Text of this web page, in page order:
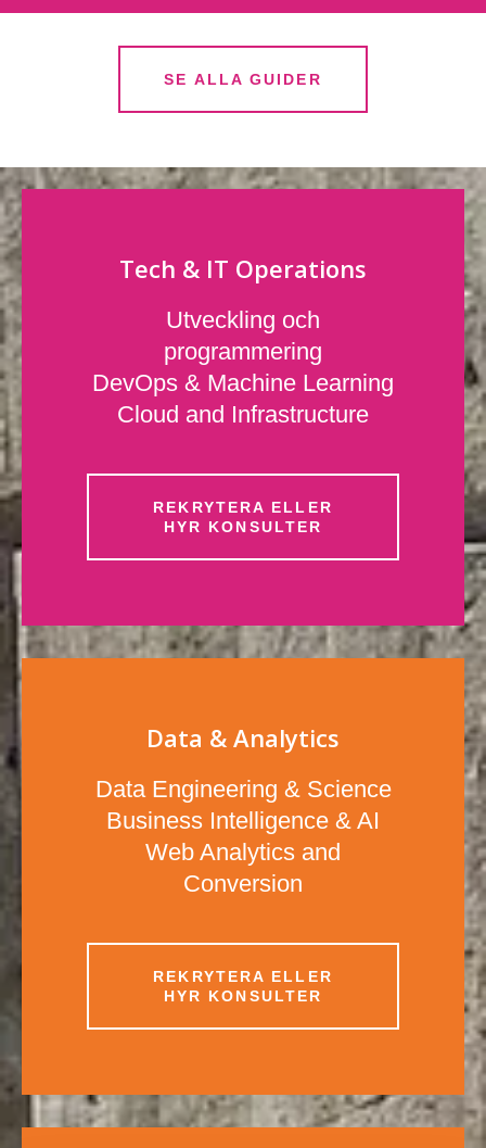
SE ALLA GUIDER
Tech & IT Operations
Utveckling och
programmering
DevOps & Machine Learning
Cloud and Infrastructure
REKRYTERA ELLER
HYR KONSULTER
Data & Analytics
Data Engineering & Science
Business Intelligence & AI
Web Analytics and
Conversion
REKRYTERA ELLER
HYR KONSULTER